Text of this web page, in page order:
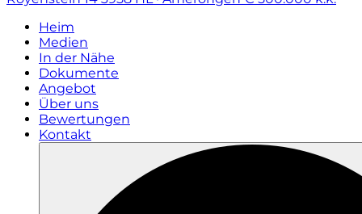
Heim
Medien
In der Nähe
Dokumente
Angebot
Über uns
Bewertungen
Kontakt